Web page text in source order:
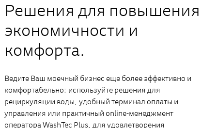
Решения для повышения
экономичности и
комфорта.
Ведите Ваш моечный бизнес еще более эффективно и
комфортабельно: используйте решения для
рециркуляции воды, удобный терминал оплаты и
управления или практичный оnline-менеджмент
оператора WashTec Plus, для удовлетворения